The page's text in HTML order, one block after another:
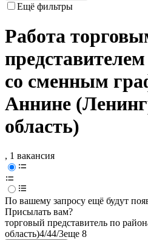
Ещё фильтры
Работа
со сменным
Аннине
область)
, 1 вакансия
По вашему запросу ещё будут
Присылать вам?
торговый представитель по
область)4/44/3еще 8